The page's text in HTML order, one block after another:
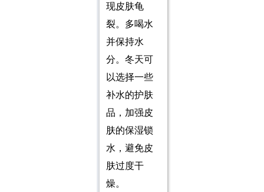
现皮肤龟
裂。多喝水
并保持水
分。冬天可
以选择一些
补水的护肤
品，加强皮
肤的保湿锁
水，避免皮
肤过度干
燥。